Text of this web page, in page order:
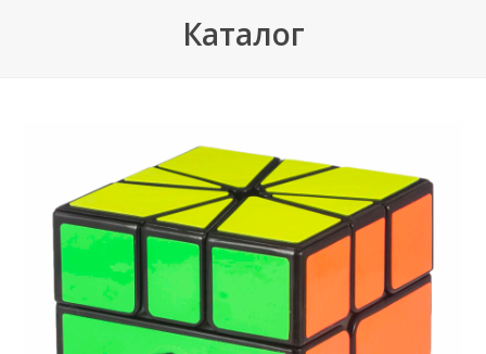
Каталог